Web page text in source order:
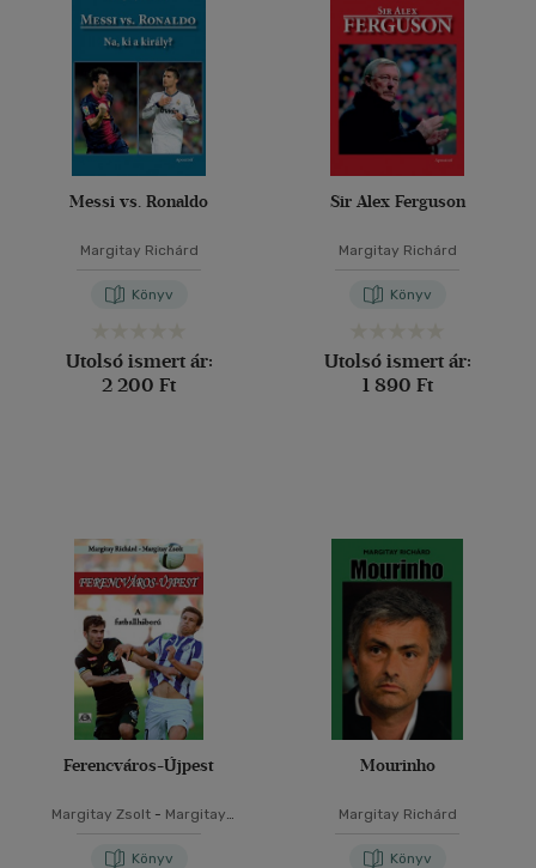
Messi vs. Ronaldo
Margitay Richárd
Könyv
Utolsó ismert ár:
2 200 Ft
Sir Alex Ferguson
Margitay Richárd
Könyv
Utolsó ismert ár:
1 890 Ft
Ferencváros-Újpest
Margitay Zsolt - Margitay
Könyv
Mourinho
Margitay Richárd
Könyv